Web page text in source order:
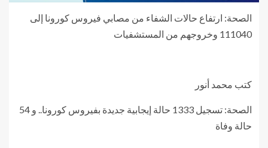
الصحة: ارتفاع حالات الشفاء من مصابي فيروس كورونا إلى
111040 وخروجهم من المستشفيات
كتب محمد أنور
الصحة: تسجيل 1333 حالة إيجابية جديدة بفيروس كورونا.. و 54
حالة وفاة